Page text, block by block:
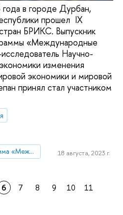
в городе Дурбан,
прошел IX
БРИКС. Выпускник
«Международные
Научно-
изменения
экономики и мировой
принял стал участником
Образовательная программа «Международные отношения»
18 августа, 2023 г.
6 7 8 9 10 11